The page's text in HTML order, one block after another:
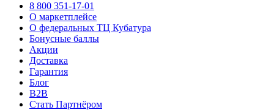
8 800 351-17-01
О маркетплейсе
О федеральных ТЦ Кубатура
Бонусные баллы
Акции
Доставка
Гарантия
Блог
B2B
Стать Партнёром